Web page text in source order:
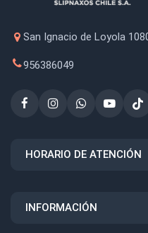
San Ignacio de Loyola
956386049
HORARIO DE ATENCIÓN
INFORMACIÓN